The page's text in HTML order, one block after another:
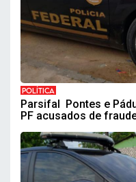
POLÍTICA
Parsifal Pontes e
PF acusados de